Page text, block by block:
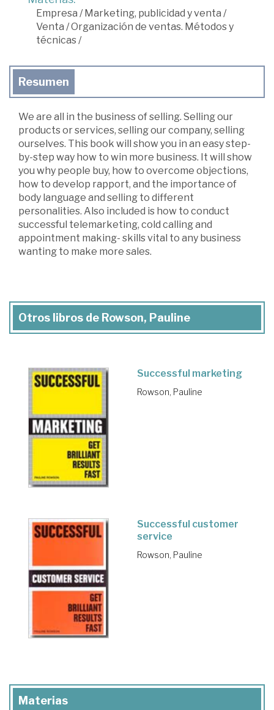
Empresa /Marketing, publicidad y venta /
Venta /Organización de ventas. Métodos y
técnicas/
Resumen
We are all in the business of selling. Selling our
products or services, selling our company, selling
ourselves. This book will show you in an easy step-
by-step way how to win more business. It will show
you why people buy, how to overcome objections,
how to develop rapport, and the importance of
body language and selling to different
personalities. Also included is how to conduct
successful telemarketing, cold calling and
appointment making- skills vital to any business
wanting to make more sales.
Otros libros de Rowson, Pauline
Successful marketing
Rowson, Pauline
Successful customer
service
Rowson, Pauline
Materias